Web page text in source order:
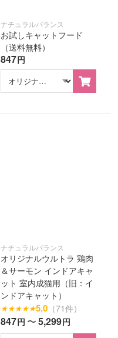
ナチュラルバランス
お試しキャットフード
（送料無料）
847円
ナチュラルバランス
オリジナルウルトラ 鶏肉
＆サーモン インドアキャ
ット 室内成猫用（旧：イ
ンドアキャット）
★★★★★5.0（71件）
847円 〜5,299円